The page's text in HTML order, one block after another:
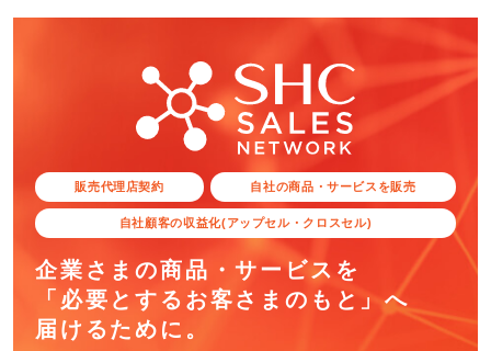
販売代理店契約 自社の商品・サービスを販売
自社顧客の収益化(アップセル・クロスセル)
企業さまの商品・サービスを
「必要とするお客さまのもと」へ
届けるために。